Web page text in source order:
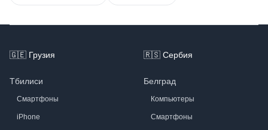
🇬🇪 Грузия
Тбилиси
Смартфоны
iPhone
🇷🇸 Сербия
Белград
Компьютеры
Смартфоны